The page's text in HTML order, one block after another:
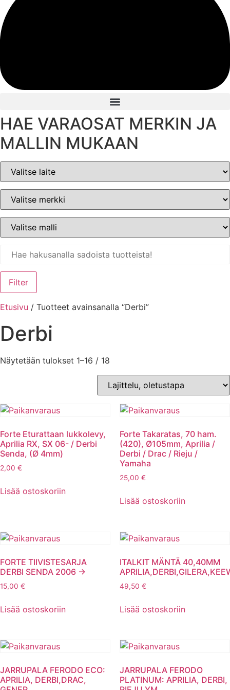
HAE VARAOSAT MERKIN JA
MALLIN MUKAAN
Filter
Etusivu / Tuotteet avainsanalla “Derbi”
Derbi
Näytetään tulokset 1–16 / 18
Forte Eturattaan lukkolevy,
Aprilia RX, SX 06- / Derbi
Senda, (Ø 4mm)
2,00 €
Lisää ostoskoriin
Forte Takaratas, 70 ham.
(420), Ø105mm, Aprilia /
Derbi / Drac / Rieju /
Yamaha
25,00 €
Lisää ostoskoriin
FORTE TIIVISTESARJA
DERBI SENDA 2006 ->
15,00 €
Lisää ostoskoriin
ITALKIT MÄNTÄ 40,40MM
49,50 €
Lisää ostoskoriin
JARRUPALA FERODO ECO:
APRILIA, DERBI,DRAC,
JARRUPALA FERODO
PLATINUM: APRILIA, DERBI,